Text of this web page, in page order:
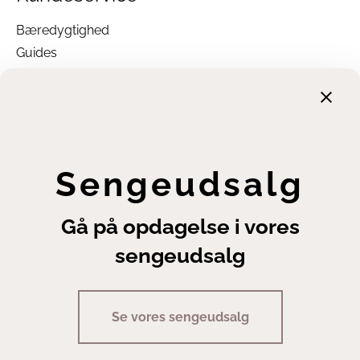
Sengeudsalg
Gå på opdagelse i vores
sengeudsalg
Se vores sengeudsalg
Bæredygtighed
Guides
Fortrydelsesret
Cookie- og privatlivsindstillinger
Copyright | Sengeexperten A/S